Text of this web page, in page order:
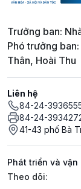
Trưởng ban:
Phó trưởng
Thân, Hoài Thu
Liên hệ
84-24-
84-24-
41-43 phố Bà
Phát triển và
Mạng xã
Theo dõi: